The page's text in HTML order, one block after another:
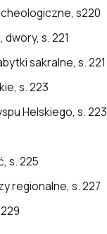
s220
dwory, s. 221
sakralne, s. 221
s. 223
Helskiego, s. 223
s. 225
regionalne, s. 227